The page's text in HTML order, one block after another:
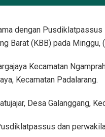
dengan
Barat (KBB) pada
Kecamatan
Kecamatan Padalarang.
Desa Galanggang,
dan